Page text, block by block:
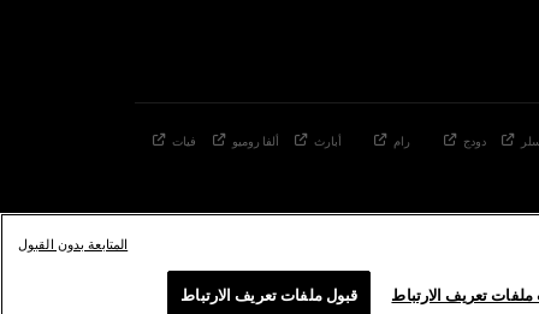
دودج رام أبارث ألفا روميو فيات
ملفات تعريف الارتباط قبول ملفات تعريف الارتباط
المتابعة بدون القبول